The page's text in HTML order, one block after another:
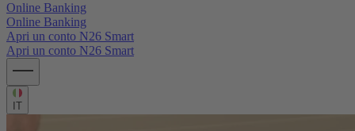
Online Banking
Online Banking
Apri un conto N26 Smart
Apri un conto N26 Smart
IT